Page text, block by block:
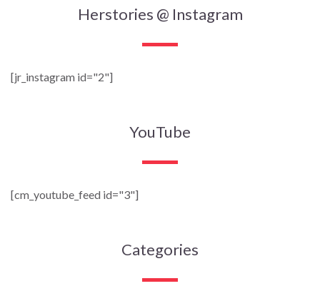
Herstories @ Instagram
[jr_instagram id="2"]
YouTube
[cm_youtube_feed id="3"]
Categories